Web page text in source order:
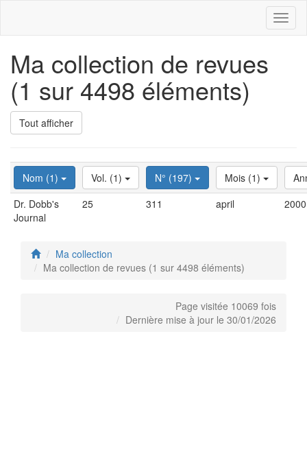
Ma collection de revues
(1 sur 4498 éléments)
Tout afficher
Nom (1) Vol. (1) N° (197) Mois (1)
Dr. Dobb's
Journal
25 311 april 2000
Ma collection
Ma collection de revues (1 sur 4498 éléments)
Page visitée 10069 fois
Dernière mise à jour le 30/01/2026